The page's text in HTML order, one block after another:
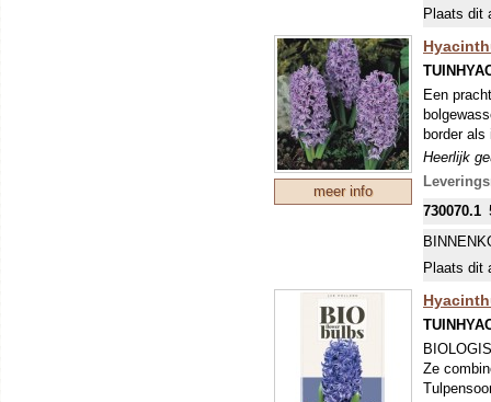
Strong
Queen
Als je ze
Plaats dit
meer info
Een
border
Heerlijk
730070.1
Plaats dit
Ze